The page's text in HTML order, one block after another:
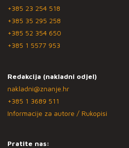
+385 23 254 518
+385 35 295 258
+385 52 354 650
+385 1 5577 953
Redakcija (nakladni odjel)
nakladni@znanje.hr
+385 1 3689 511
Informacije za autore / Rukopisi
Pratite nas: